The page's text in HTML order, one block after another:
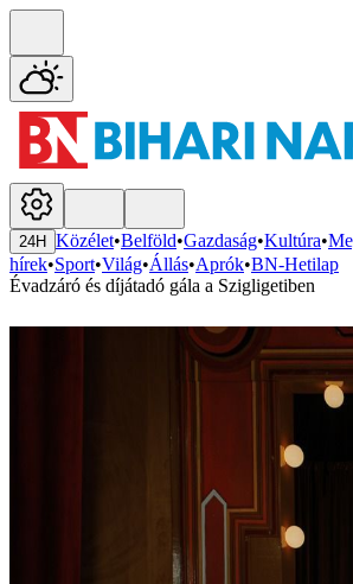
24H Közélet•Belföld•Gazdaság•Kultúra•
hírek•Sport•Világ•Állás•Aprók•BN-Hetilap
Évadzáró és díjátadó gála a Szigligetiben